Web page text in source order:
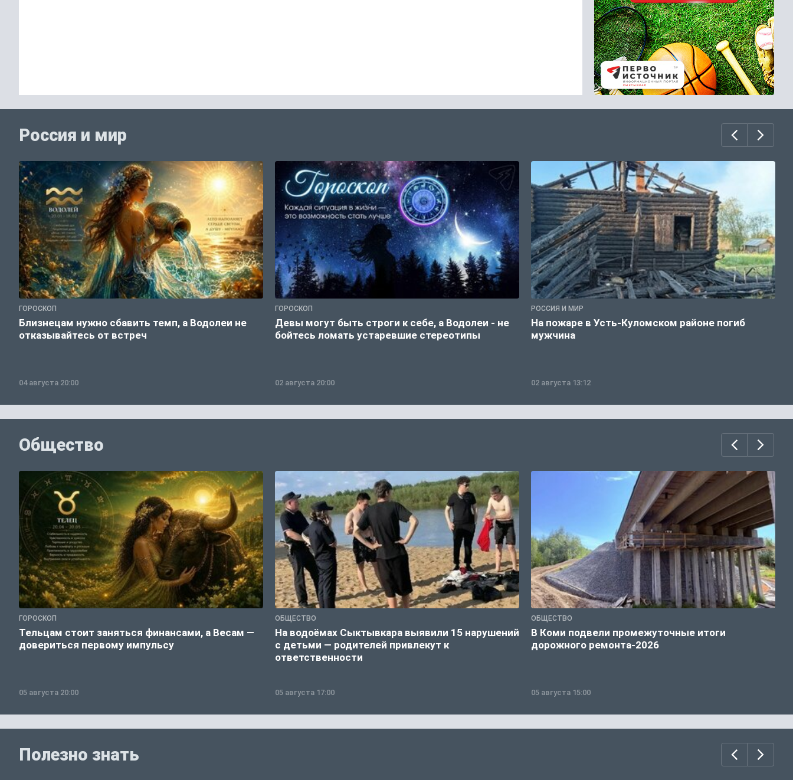
Россия и мир
ГОРОСКОП
Близнецам нужно сбавить темп, а Водолеи не
отказывайтесь от встреч
04 августа 20:00
ГОРОСКОП
Девы могут быть строги к себе, а Водолеи - не
бойтесь ломать устаревшие стереотипы
02 августа 20:00
РОССИЯ И МИР
На пожаре в Усть-Куломском районе погиб
мужчина
02 августа 13:12
Общество
ГОРОСКОП
Тельцам стоит заняться финансами, а Весам —
довериться первому импульсу
05 августа 20:00
ОБЩЕСТВО
На водоёмах Сыктывкара выявили 15 нарушений
с детьми — родителей привлекут к
ответственности
05 августа 17:00
ОБЩЕСТВО
В Коми подвели промежуточные итоги
дорожного ремонта-2026
05 августа 15:00
Полезно знать